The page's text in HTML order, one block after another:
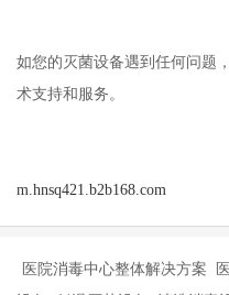
如您的灭菌设备遇到任何问题
术支持和服务。
m.hnsq421.b2b168.com
医院消毒中心整体解决方案